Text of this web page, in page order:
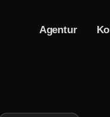
Agentur